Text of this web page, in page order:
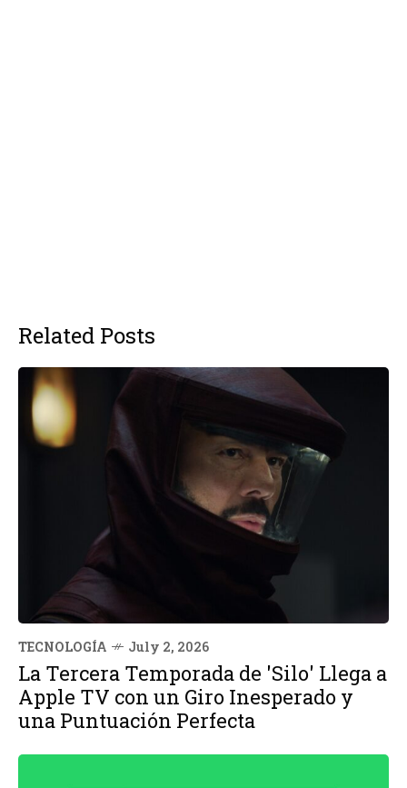
Related Posts
TECNOLOGÍA July 2, 2026
La Tercera Temporada de 'Silo' Llega a
Apple TV con un Giro Inesperado y
una Puntuación Perfecta